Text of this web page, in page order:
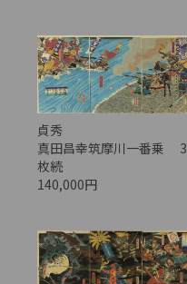
貞秀
真田昌幸筑摩川一番乗 3
枚続
140,000円